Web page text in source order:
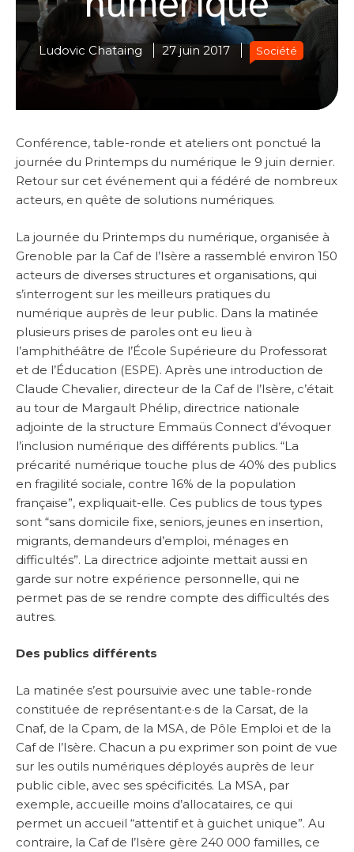
Ludovic Chataing 27 juin 2017 Société
Conférence, table-ronde et ateliers ont ponctué la
journée du Printemps du numérique le 9 juin dernier.
Retour sur cet événement qui a fédéré de nombreux
acteurs, en quête de solutions numériques.
La journée du Printemps du numérique, organisée à
Grenoble par la Caf de l’Isère a rassemblé environ 150
acteurs de diverses structures et organisations, qui
s’interrogent sur les meilleurs pratiques du
numérique auprès de leur public. Dans la matinée
plusieurs prises de paroles ont eu lieu à
l’amphithéâtre de l’École Supérieure du Professorat
et de l’Éducation (ESPE). Après une introduction de
Claude Chevalier, directeur de la Caf de l’Isère, c’était
au tour de Margault Phélip, directrice nationale
adjointe de la structure Emmaüs Connect d’évoquer
l’inclusion numérique des différents publics. “La
précarité numérique touche plus de 40% des publics
en fragilité sociale, contre 16% de la population
française”, expliquait-elle. Ces publics de tous types
sont “sans domicile fixe, seniors, jeunes en insertion,
migrants, demandeurs d’emploi, ménages en
difficultés”. La directrice adjointe mettait aussi en
garde sur notre expérience personnelle, qui ne
permet pas de se rendre compte des difficultés des
autres.
Des publics différents
La matinée s’est poursuivie avec une table-ronde
constituée de représentant·e·s de la Carsat, de la
Cnaf, de la Cpam, de la MSA, de Pôle Emploi et de la
Caf de l’Isère. Chacun a pu exprimer son point de vue
sur les outils numériques déployés auprès de leur
public cible, avec ses spécificités. La MSA, par
exemple, accueille moins d’allocataires, ce qui
permet un accueil “attentif et à guichet unique”. Au
contraire, la Caf de l’Isère gère 240 000 familles, ce